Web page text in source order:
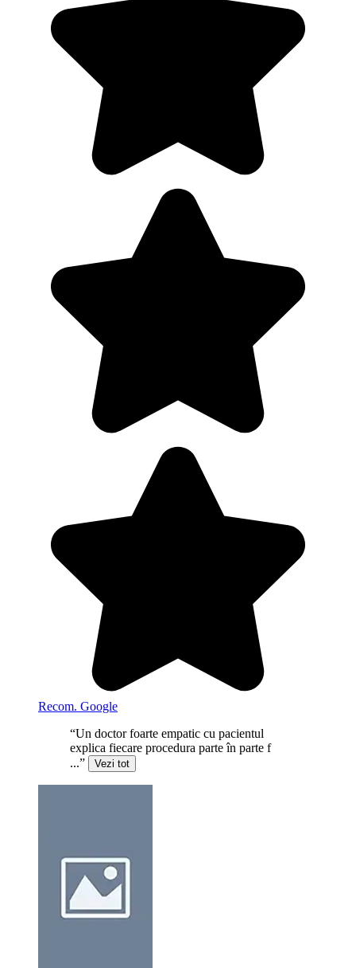
Recom. Google
“Un doctor foarte empatic cu pacientul
explica fiecare procedura parte în parte f
...”
Vezi tot